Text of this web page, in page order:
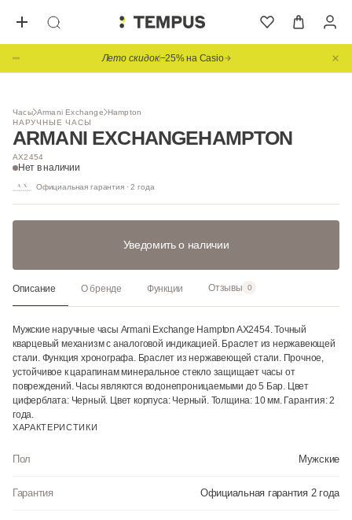
Лето скидок−25% на Casio
Часы Armani Exchange Hampton
НАРУЧНЫЕ ЧАСЫ
ARMANI EXCHANGEHAMPTON
AX2454
Нет в наличии
Официальная гарантия · 2 года
1/ 4
Уведомить о наличии
Описание О бренде Функции Отзывы 0
Мужские наручные часы Armani Exchange Hampton AX2454. Точный
кварцевый механизм с аналоговой индикацией. Браслет из нержавеющей
стали. Функция хронографа. Браслет из нержавеющей стали. Прочное,
устойчивое к царапинам минеральное стекло защищает часы от
повреждений. Часы являются водонепроницаемыми до 5 Бар. Цвет
циферблата: Черный. Цвет корпуса: Черный. Толщина: 10 мм. Гарантия: 2
года.
ХАРАКТЕРИСТИКИ
Пол Мужские
Гарантия Официальная гарантия 2 года